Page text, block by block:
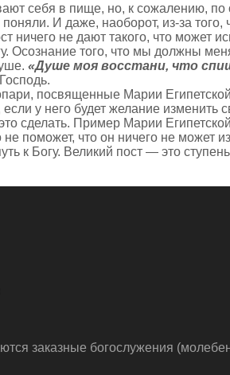
себя в пище, но, к сожалению, по
И даже, наоборот, из-за
ничего не дают такого, что может
того, что мы должны
«Душе моя восстани, что
посвященные Марии
у него будет желание изменить
сделать. Пример Марии
не поможет, что он ничего не
к Богу. Великий пост — это
заказные богослужения